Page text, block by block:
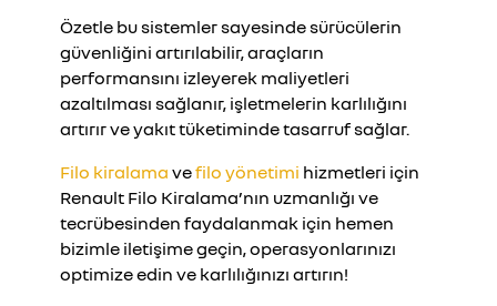
Özetle bu sistemler sayesinde sürücülerin
güvenliğini artırılabilir, araçların
performansını izleyerek maliyetleri
azaltılması sağlanır, işletmelerin karlılığını
artırır ve yakıt tüketiminde tasarruf sağlar.
Filo kiralama vefilo yönetimi hizmetleri için
Renault Filo Kiralama’nın uzmanlığı ve
tecrübesinden faydalanmak için hemen
bizimle iletişime geçin, operasyonlarınızı
optimize edin ve karlılığınızı artırın!